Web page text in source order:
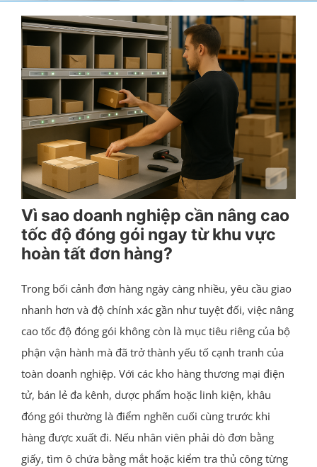
Vì sao doanh nghiệp cần nâng cao
tốc độ đóng gói ngay từ khu vực
hoàn tất đơn hàng?
Trong bối cảnh đơn hàng ngày càng nhiều, yêu cầu giao
nhanh hơn và độ chính xác gần như tuyệt đối, việc nâng
cao tốc độ đóng gói không còn là mục tiêu riêng của bộ
phận vận hành mà đã trở thành yếu tố cạnh tranh của
toàn doanh nghiệp. Với các kho hàng thương mại điện
tử, bán lẻ đa kênh, dược phẩm hoặc linh kiện, khâu
đóng gói thường là điểm nghẽn cuối cùng trước khi
hàng được xuất đi. Nếu nhân viên phải dò đơn bằng
giấy, tìm ô chứa bằng mắt hoặc kiểm tra thủ công từng